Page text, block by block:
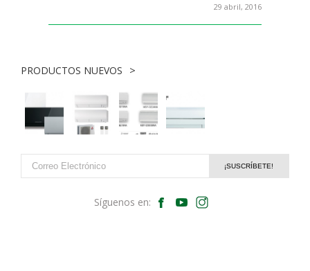
29 abril, 2016
PRODUCTOS NUEVOS
Síguenos en: